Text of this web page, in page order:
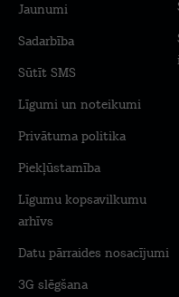
Jaunumi
Sadarbība
Sūtīt SMS
Līgumi un noteikumi
Privātuma politika
Piekļūstamība
Līgumu kopsavilkumu
arhīvs
Datu pārraides nosacījumi
3G slēgšana